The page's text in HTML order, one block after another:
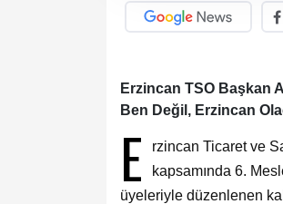
Erzincan TSO Başkan
Ben Değil, Erzincan
E
rzincan Ticaret ve
kapsamında 6.
üyeleriyle düzenlenen